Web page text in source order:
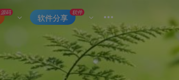
源码
软件分享
软件